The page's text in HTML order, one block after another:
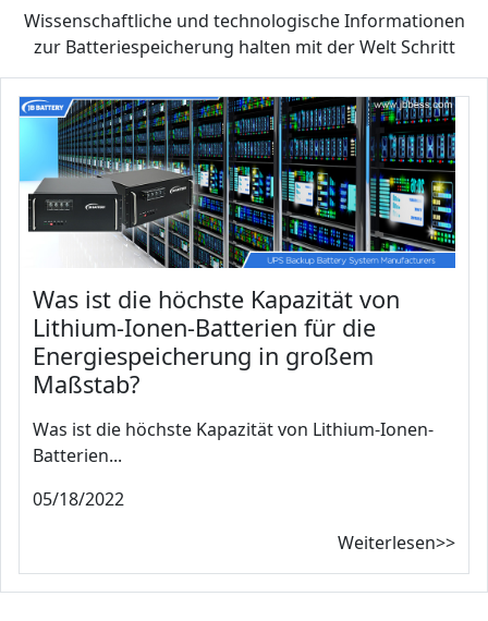
Wissenschaftliche und technologische Informationen
zur Batteriespeicherung halten mit der Welt Schritt
Was ist die höchste Kapazität von
Lithium-Ionen-Batterien für die
Energiespeicherung in großem
Maßstab?
Was ist die höchste Kapazität von Lithium-Ionen-
Batterien...
05/18/2022
Weiterlesen>>